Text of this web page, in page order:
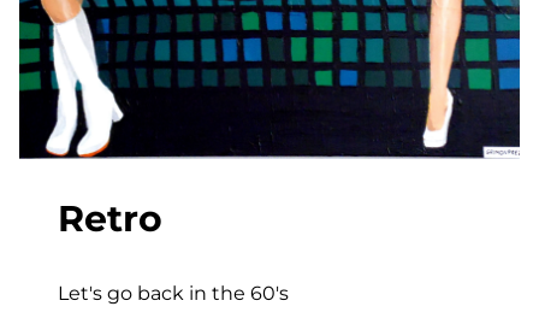
Retro
Let's go back in the 60's